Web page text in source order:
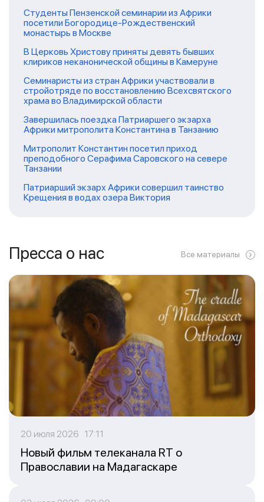
Студенты Пензенской семинарии из Африки
посетили Богородице-Рождественский
монастырь в Москве
В Церковь Христову приняты девять бывших
клириков неканонической общины в Камеруне
Семинаристы из стран Африки участвовали в
стройотряде по восстановлению Всехсвятского
храма во Владимирской области
Завершилась поездка Патриаршего экзарха
Африки митрополита Константина в Танзанию
Митрополит Константин посетил приход
преподобного Серафима Саровского на севере
Танзании
Патриарший экзарх Африки совершил таинство
Крещения в водах озера Виктория
Пресса о нас Все материалы
20 июля 2026 17:11
Новый фильм телеканала RT о
Православии на Мадагаскаре